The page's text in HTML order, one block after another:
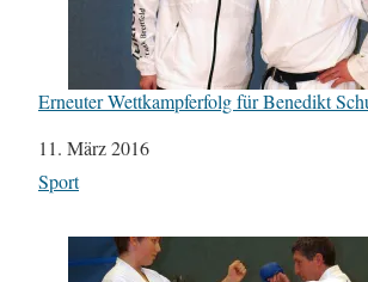
Erneuter Wettkampferfolg für Benedikt
Datum
11. März 2016
In Bezug auf
Sport